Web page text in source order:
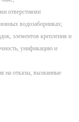
отверстиями
водозаборниках;
элементов крепления и
унификацию и
на отказы, вызванные